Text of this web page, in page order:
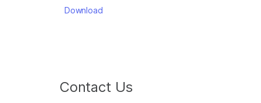
Download
Contact Us